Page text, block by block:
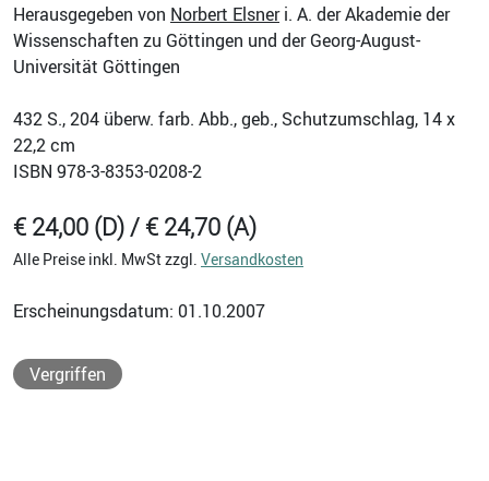
Herausgegeben von Norbert Elsneri. A. der Akademie der
Wissenschaften zu Göttingen und der Georg-August-
Universität Göttingen
432 S., 204 überw. farb. Abb., geb., Schutzumschlag, 14 x
22,2 cm
ISBN 978-3-8353-0208-2
€ 24,00 (D) / € 24,70 (A)
Alle Preise inkl. MwSt zzgl. Versandkosten
Erscheinungsdatum: 01.10.2007
Vergriffen